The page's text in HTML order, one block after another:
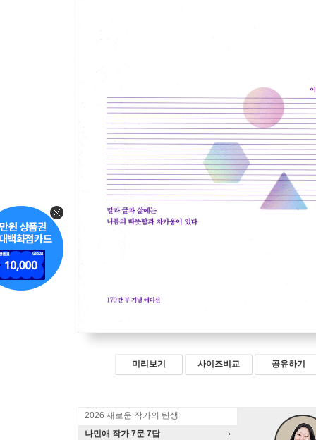
미리보기 사이즈비교 공유하기
2026 새로운 작가의 탄생
나민애 작가 7문 7답